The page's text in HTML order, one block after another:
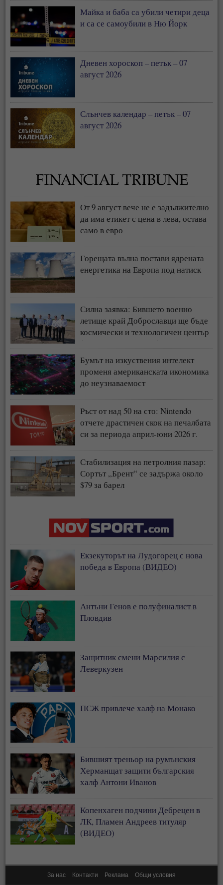
Майка и баба са убили четири деца
и са се самоубили в Ню Йорк
Дневен хороскоп – петък – 07
август 2026
Слънчев календар – петък – 07
август 2026
От 9 август вече не е задължително
да има етикет с цена в лева, остава
само в евро
Горещата вълна постави ядрената
енергетика на Европа под натиск
Силна заявка: Бившето военно
летище край Доброславци ще бъде
космически и технологичен център
(СНИМКИ + ВИДЕО)
Бумът на изкуствения интелект
променя американската икономика
до неузнаваемост
Ръст от над 50 на сто: Nintendo
отчете драстичен скок на печалбата
си за периода април-юни 2026 г.
Стабилизация на петролния пазар:
Сортът „Брент“ се задържа около
$79 за барел
Екзекуторът на Лудогорец с нова
победа в Европа (ВИДЕО)
Антъни Генов е полуфиналист в
Пловдив
Защитник смени Марсилия с
Леверкузен
ПСЖ привлече халф на Монако
Бившият треньор на румънския
Херманщат защити българския
халф Антони Иванов
Копенхаген подчини Дебрецен в
ЛК, Пламен Андреев титуляр
(ВИДЕО)
За нас Контакти Реклама Общи условия